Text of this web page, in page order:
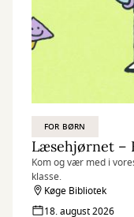
FOR BØRN
Læsehjørnet –
Kom og vær med i
klasse.
Køge Bibliotek
18. august 2026